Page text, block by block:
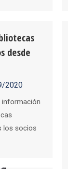
desde
2020
información
los socios